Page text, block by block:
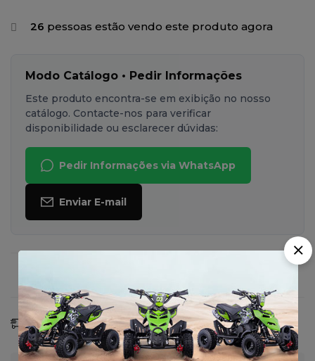
26 pessoas estão vendo este produto agora
Modo Catálogo • Pedir Informações
Este produto encontra-se em exibição no nosso
catálogo. Contacte-nos para verificar
disponibilidade ou esclarecer dúvidas:
Pedir Informações via WhatsApp
Enviar E-mail
Previsão De Entrega: 07 - 14 Ago, 2026